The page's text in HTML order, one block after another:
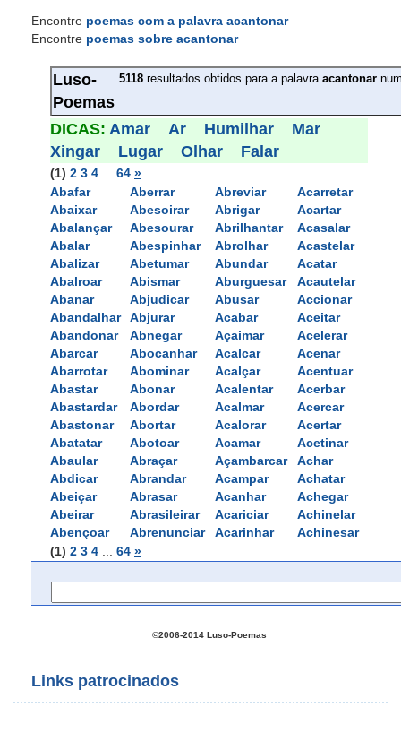
Encontre poemas com a palavra acantonar
Encontre poemas sobre acantonar
Luso-
Poemas
5118 resultados obtidos para a palavra acantonar
DICAS: Amar Ar Humilhar
Mar
Xingar
Lugar Olhar Falar
(1) 2 3 4 64 »
Abafar
Abaixar
Abalançar
Abalar
Abalizar
Abalroar
Abanar
Abandalhar
Abandonar
Abarcar
Abarrotar
Abastar
Abastardar
Abastonar
Abatatar
Abaular
Abdicar
Abeiçar
Abeirar
Abençoar
Aberrar
Abesoirar
Abesourar
Abespinhar
Abetumar
Abismar
Abjudicar
Abjurar
Abnegar
Abocanhar
Abominar
Abonar
Abordar
Abortar
Abotoar
Abraçar
Abrandar
Abrasar
Abrasileirar
Abrenunciar
Abreviar
Abrigar
Abrilhantar
Abrolhar
Abundar
Aburguesar
Abusar
Acabar
Açaimar
Acalcar
Acalçar
Acalentar
Acalmar
Acalorar
Acamar
Açambarcar
Acampar
Acanhar
Acariciar
Acarinhar
Acarretar
Acartar
Acasalar
Acastelar
Acatar
Acautelar
Accionar
Aceitar
Acelerar
Acenar
Acentuar
Acerbar
Acercar
Acertar
Acetinar
Achar
Achatar
Achegar
Achinelar
Achinesar
(1) 2 3 4 64 »
©2006-2014 Luso-Poemas
Links patrocinados